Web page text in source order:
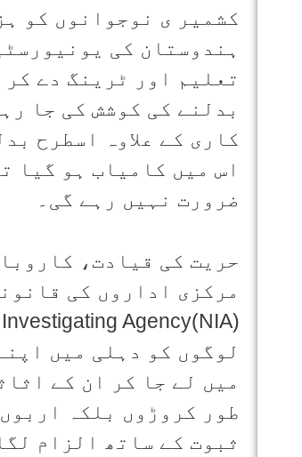
کشمیر ی نوجوانوں کو
ہندوستان کی
تعلیم اور ٹرینگ دے
بدلنے کی کوشش کی جا
کاری کے علاوہ اسطرح
اس میں کامیاب ہو گیا
ضرورت نہیں رہے گی۔
حریت کی قیادت،
لوگوں کو دہلی میں
میں لے جا کر ان کے
طور کروڑوں بلکہ
ثبوت کے ساتھ الزام